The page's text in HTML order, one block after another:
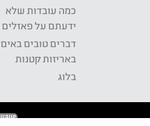
כמה עובדות שלא
ידעתם על פאזלים
דברים טובים באים
באריזות קטנות
בלוג